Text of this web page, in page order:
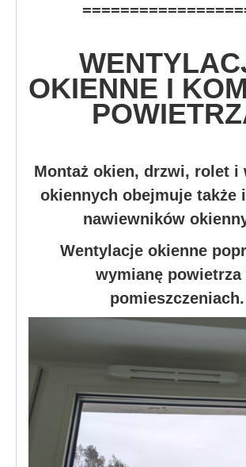
OKIENNE I
Montaż okien, drzwi, rolet i
okiennych obejmuje także
nawiewników
Wentylacje okienne
wymianę powietrza
pomieszczeniach.